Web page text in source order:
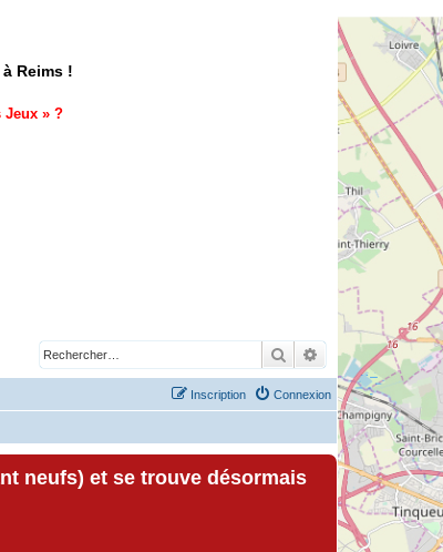
Reims !
Jeux » ?
RechercherRecherche
Connexion
Inscription
neufs) et se trouve désormais